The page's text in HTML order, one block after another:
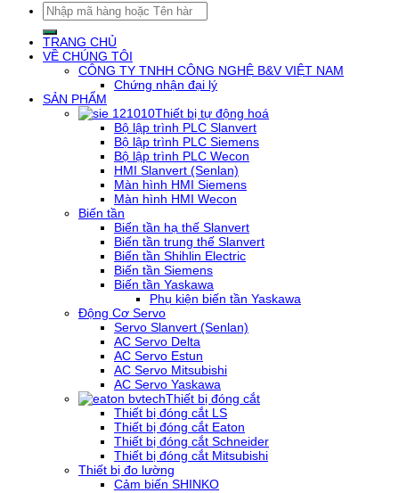
Tìm
kiếm:
TRANG CHỦ
VỀ CHÚNG TÔI
CÔNG TY TNHH CÔNG NGHỆ B&V VIỆT NAM
Chứng nhận đại lý
SẢN PHẨM
Thiết bị tự động hoá
Bộ lập trình PLC Slanvert
Bộ lập trình PLC Siemens
Bộ lập trình PLC Wecon
HMI Slanvert (Senlan)
Màn hình HMI Siemens
Màn hình HMI Wecon
Biến tần
Biến tần hạ thế Slanvert
Biến tần trung thế Slanvert
Biến tần Shihlin Electric
Biến tần Siemens
Biến tần Yaskawa
Phụ kiện biến tần Yaskawa
Động Cơ Servo
Servo Slanvert (Senlan)
AC Servo Delta
AC Servo Estun
AC Servo Mitsubishi
AC Servo Yaskawa
Thiết bị đóng cắt
Thiết bị đóng cắt LS
Thiết bị đóng cắt Eaton
Thiết bị đóng cắt Schneider
Thiết bị đóng cắt Mitsubishi
Thiết bị đo lường
Cảm biến SHINKO